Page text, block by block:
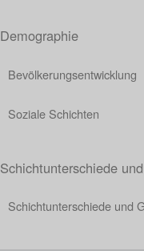
Demographie
Bevölkerungsentwicklung
Soziale Schichten
Schichtunterschiede
Schichtunterschiede und